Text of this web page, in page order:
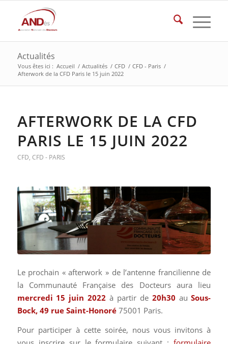
Actualités
Vous êtes ici : Accueil / Actualités / CFD / CFD - Paris /
Afterwork de la CFD Paris le 15 juin 2022
AFTERWORK DE LA CFD
PARIS LE 15 JUIN 2022
CFD, CFD - PARIS
Le prochain « afterwork » de l’antenne francilienne de
la Communauté Française des Docteurs aura lieu
mercredi 15 juin 2022à partir de 20h30 auSous-
Bock, 49 rue Saint-Honoré75001 Paris.
Pour participer à cette soirée, nous vous invitons à